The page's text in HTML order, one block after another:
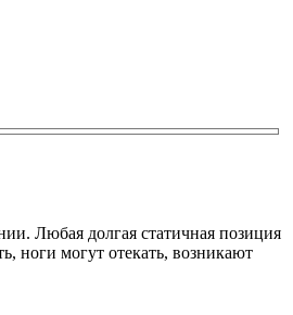
Любая долгая статичная позиция
ноги могут отекать, возникают